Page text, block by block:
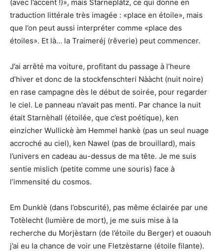
(avec l’accent !)», mais Starneplàtz, ce qui donne en
traduction littérale très imagée : «place en étoile», mais
que l’on peut aussi interpréter comme «place des
étoiles». Et là… la Traimeréj (rêverie) peut commencer.
J’ai arrêté ma voiture, profitant du passage à l’heure
d’hiver et donc de la stockfenschteri Nààcht (nuit noire)
en rase campagne dès le début de soirée, pour regarder
le ciel. Le panneau n’avait pas menti. Par chance la nuit
était Starnèhall (étoilée, que c’est poétique), ken
einzicher Wullickè àm Hemmel hankè (pas un seul nuage
accroché au ciel), ken Nawel (pas de brouillard), mais
l’univers en cadeau au-dessus de ma tête. Je me suis
sentie mislich (petite comme une souris) face à
l’immensité du cosmos.
Em Dunklè (dans l’obscurité), pas même éclairée par une
Totèlecht (lumière de mort), je me suis mise à la
recherche du Morjèstarn (de l’étoile du Berger) et ouaouh
j’ai eu la chance de voir une Fletzèstarne (étoile filante).